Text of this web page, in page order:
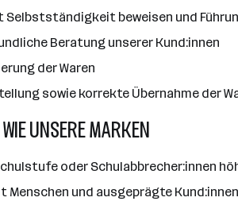
Selbstständigkeit beweisen und
Beratung unserer Kund:innen
der Waren
sowie korrekte Übernahme der
UNSERE MARKEN
oder Schulabbrecher:innen
Menschen und ausgeprägte